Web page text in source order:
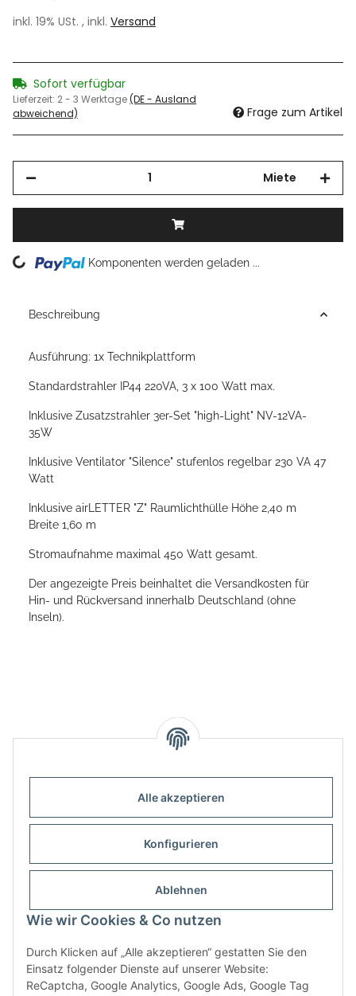
Alle akzeptieren
Konfigurieren
Ablehnen
Wie wir Cookies & Co nutzen
Durch Klicken auf „Alle akzeptieren“ gestatten Sie den
Einsatz folgender Dienste auf unserer Website:
ReCaptcha, Google Analytics, Google Ads, Google Tag
inkl. 19% USt. , inkl. Versand
Sofort verfügbar
Lieferzeit: 2 - 3 Werktage(DE - Ausland
abweichend)
Frage zum Artikel
Miete
Loading... Komponenten werden geladen ...
Beschreibung
Ausführung: 1x Technikplattform
Standardstrahler IP44 220VA, 3 x 100 Watt max.
Inklusive Zusatzstrahler 3er-Set "high-Light" NV-12VA-
35W
Inklusive Ventilator "Silence" stufenlos regelbar 230 VA 47
Watt
Inklusive airLETTER "Z" Raumlichthülle Höhe 2,40 m
Breite 1,60 m
Stromaufnahme maximal 450 Watt gesamt.
Der angezeigte Preis beinhaltet die Versandkosten für
Hin- und Rückversand innerhalb Deutschland (ohne
Inseln).
Informationen
Gesetzliche Informationen
Infobox
Vertrag widerrufen